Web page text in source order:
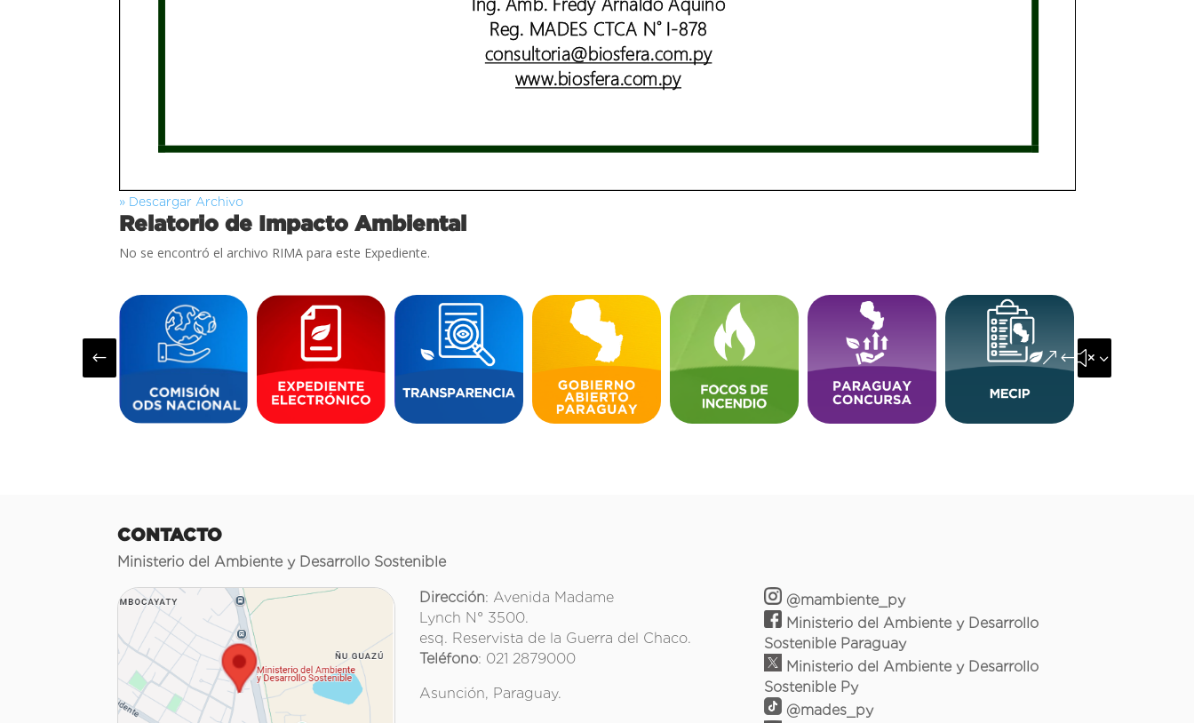
» Descargar Archivo
Relatorio de Impacto Ambiental
No se encontró el archivo RIMA para este Expediente.
# &#x35;
CONTACTO
Ministerio del Ambiente y Desarrollo Sostenible
Dirección: Avenida Madame
Lynch N° 3500.
esq. Reservista de la Guerra del Chaco.
Teléfono: 021 2879000
Asunción, Paraguay.
@mambiente_py
Ministerio del Ambiente y Desarrollo
Sostenible Paraguay
Ministerio del Ambiente y Desarrollo
Sostenible Py
@mades_py